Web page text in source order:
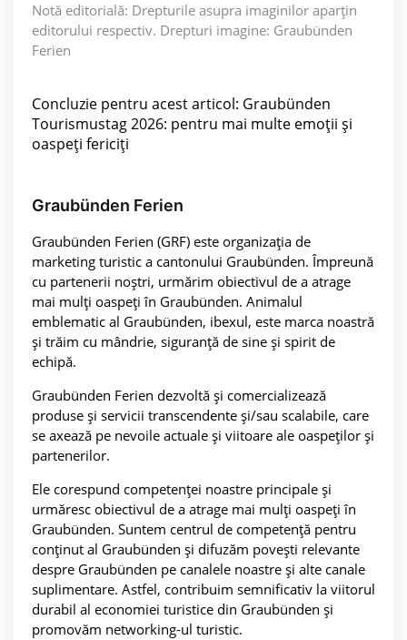
Notă editorială: Drepturile asupra imaginilor aparțin
editorului respectiv. Drepturi imagine: Graubünden
Ferien
Concluzie pentru acest articol: Graubünden
Tourismustag 2026: pentru mai multe emoții și
oaspeți fericiți
Graubünden Ferien
Graubünden Ferien (GRF) este organizația de
marketing turistic a cantonului Graubünden. Împreună
cu partenerii noștri, urmărim obiectivul de a atrage
mai mulți oaspeți în Graubünden. Animalul
emblematic al Graubünden, ibexul, este marca noastră
și trăim cu mândrie, siguranță de sine și spirit de
echipă.
Graubünden Ferien dezvoltă și comercializează
produse și servicii transcendente și/sau scalabile, care
se axează pe nevoile actuale și viitoare ale oaspeților și
partenerilor.
Ele corespund competenței noastre principale și
urmăresc obiectivul de a atrage mai mulți oaspeți în
Graubünden. Suntem centrul de competență pentru
conținut al Graubünden și difuzăm povești relevante
despre Graubünden pe canalele noastre și alte canale
suplimentare. Astfel, contribuim semnificativ la viitorul
durabil al economiei turistice din Graubünden și
promovăm networking-ul turistic.